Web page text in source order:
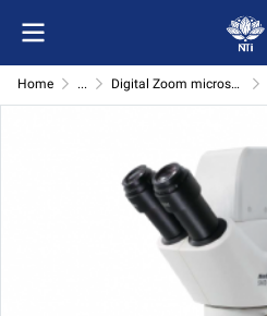
Home ... Digital Zoom microscope (Motic)